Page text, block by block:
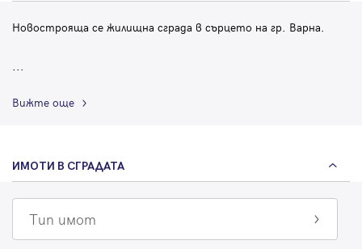
Новострояща се жилищна сграда в сърцето на гр. Варна.
...
Вижте още
ИМОТИ В СГРАДАТА
Тип имот